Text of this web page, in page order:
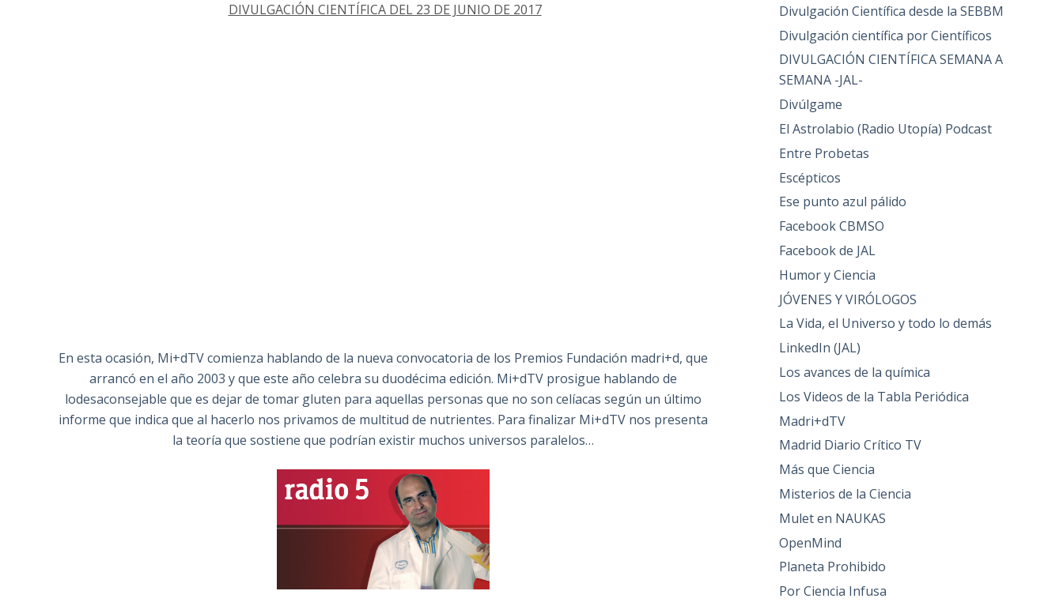
DIVULGACIÓN CIENTÍFICA DEL 23 DE JUNIO DE 2017
En esta ocasión, Mi+dTV comienza hablando de la nueva convocatoria de los Premios Fundación madri+d, que
arrancó en el año 2003 y que este año celebra su duodécima edición. Mi+dTV prosigue hablando de
lodesaconsejable que es dejar de tomar gluten para aquellas personas que no son celíacas según un último
informe que indica que al hacerlo nos privamos de multitud de nutrientes. Para finalizar Mi+dTV nos presenta
la teoría que sostiene que podrían existir muchos universos paralelos…
Divulgación Científica desde la SEBBM
Divulgación científica por Científicos
DIVULGACIÓN CIENTÍFICA SEMANA A
SEMANA -JAL-
Divúlgame
El Astrolabio (Radio Utopía) Podcast
Entre Probetas
Escépticos
Ese punto azul pálido
Facebook CBMSO
Facebook de JAL
Humor y Ciencia
JÓVENES Y VIRÓLOGOS
La Vida, el Universo y todo lo demás
LinkedIn (JAL)
Los avances de la química
Los Videos de la Tabla Periódica
Madri+dTV
Madrid Diario Crítico TV
Más que Ciencia
Misterios de la Ciencia
Mulet en NAUKAS
OpenMind
Planeta Prohibido
Por Ciencia Infusa